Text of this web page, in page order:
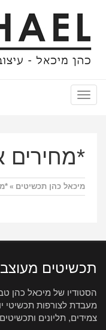
Toggle
navigation
*מחירים
מיכאל כהן תכשיטים »
תכשיטים
הסטודיו של מיכאל כהן
מעבדת לצורפות תכשיטי
צמידים, תליונים